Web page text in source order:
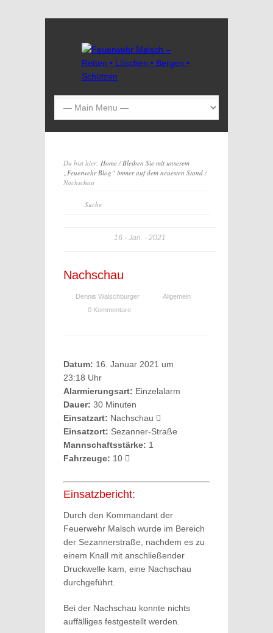
Du bist hier: Home/Bleiben Sie mit unserem
„Feuerwehr Blog“ immer auf dem neuesten Stand/
Nachschau
16 Jan. 2021
Nachschau
Dennis Walschburger
Allgemein
0 Kommentare
Datum: 16. Januar 2021 um
23:18 Uhr
Alarmierungsart: Einzelalarm
Dauer: 30 Minuten
Einsatzart: Nachschau
Einsatzort: Sezanner-Straße
Mannschaftsstärke: 1
Fahrzeuge: 10
Einsatzbericht:
Durch den Kommandant der
Feuerwehr Malsch wurde im Bereich
der Sezannerstraße, nachdem es zu
einem Knall mit anschließender
Druckwelle kam, eine Nachschau
durchgeführt.
Bei der Nachschau konnte nichts
auffälliges festgestellt werden.